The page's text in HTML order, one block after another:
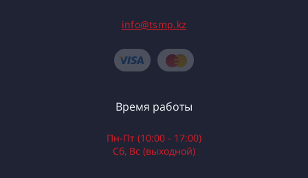
info@tsmp.kz
Время работы
Пн-Пт (10:00 - 17:00)
Сб, Вс (выходной)